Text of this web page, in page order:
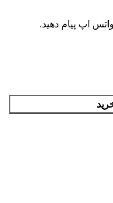
اپ پیام دهید.